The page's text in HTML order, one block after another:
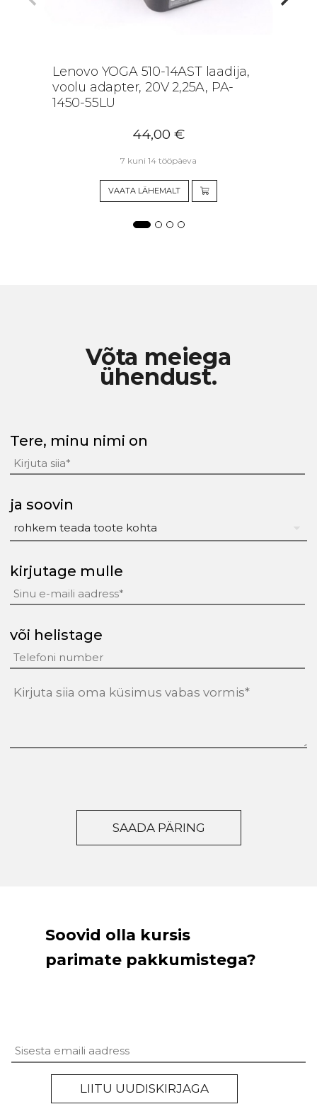
Lenovo YOGA 510-14AST laadija,
voolu adapter, 20V 2,25A, PA-
1450-55LU
44,00 €
7 kuni 14 tööpäeva
VAATA LÄHEMALT
Võta meiega
ühendust.
Tere, minu nimi on
ja soovin
kirjutage mulle
või helistage
tekst
Soovid olla kursis
parimate pakkumistega?
Untitled
LIITU UUDISKIRJAGA